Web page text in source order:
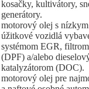
kosačky, kultivátory,
generátory.
motorový olej s
úžitkové vozidlá
systémom EGR,
(DPF) a/alebo
katalyzátorom (DOC).
motorový olej pre